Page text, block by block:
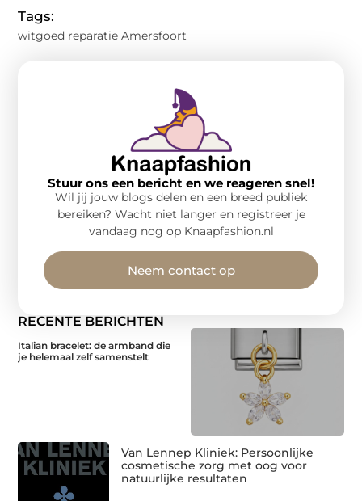
Tags:
witgoed reparatie Amersfoort
RECENTE BERICHTEN
Italian bracelet: de armband die
je helemaal zelf samenstelt
Van Lennep Kliniek: Persoonlijke
cosmetische zorg met oog voor
natuurlijke resultaten
Stuur ons een bericht en we reageren snel!
Wil jij jouw blogs delen en een breed publiek
bereiken? Wacht niet langer en registreer je
vandaag nog op Knaapfashion.nl
Neem contact op